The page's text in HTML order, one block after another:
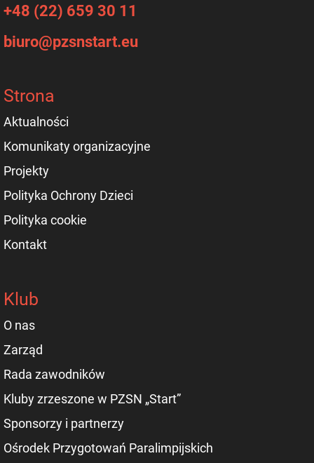
+48 (22) 659 30 11
biuro@pzsnstart.eu
Strona
Aktualności
Komunikaty organizacyjne
Projekty
Polityka Ochrony Dzieci
Polityka cookie
Kontakt
Klub
O nas
Zarząd
Rada zawodników
Kluby zrzeszone w PZSN „Start”
Sponsorzy i partnerzy
Ośrodek Przygotowań Paralimpijskich